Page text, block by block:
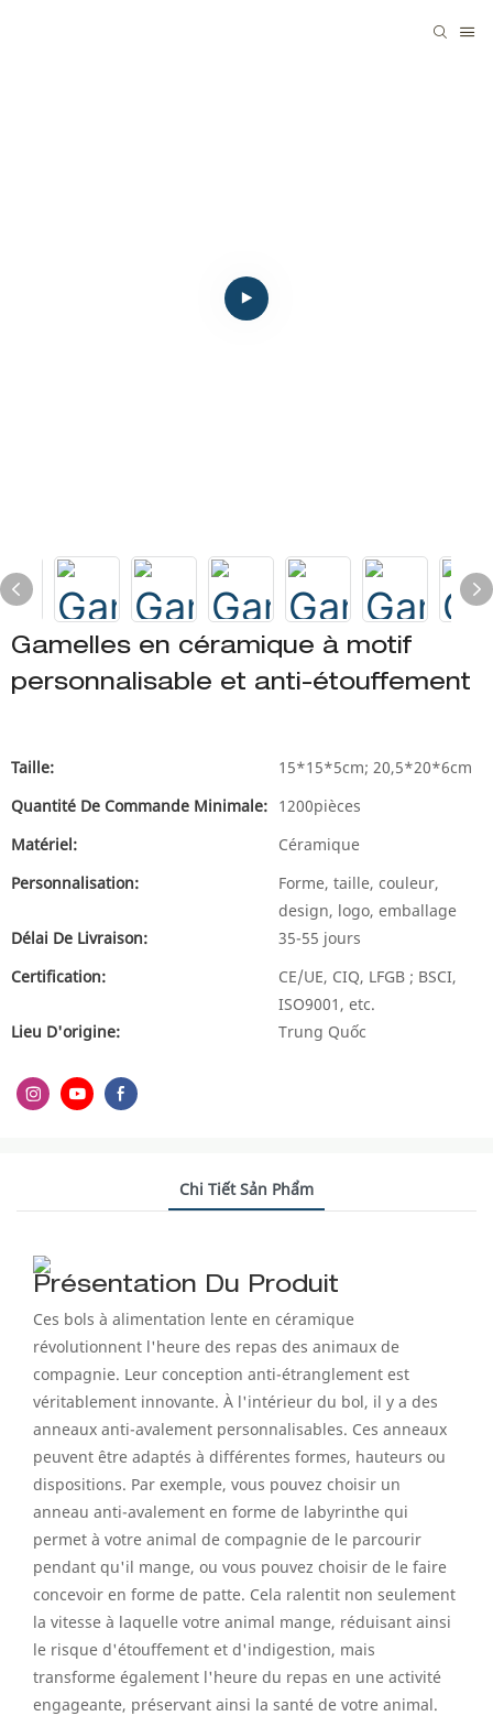
Gamelles en céramique à motif
personnalisable et anti-étouffement
Taille:
15*15*5cm; 20,5*20*6cm
Quantité De Commande Minimale: 1200pièces
Matériel:
Céramique
Personnalisation:
Forme, taille, couleur,
design, logo, emballage
Délai De Livraison:
35-55 jours
Certification:
CE/UE, CIQ, LFGB ; BSCI,
ISO9001, etc.
Lieu D'origine:
Trung Quốc
Chi Tiết Sản Phẩm
Présentation Du Produit
Ces bols à alimentation lente en céramique
révolutionnent l'heure des repas des animaux de
compagnie. Leur conception anti-étranglement est
véritablement innovante. À l'intérieur du bol, il y a des
anneaux anti-avalement personnalisables. Ces anneaux
peuvent être adaptés à différentes formes, hauteurs ou
dispositions. Par exemple, vous pouvez choisir un
anneau anti-avalement en forme de labyrinthe qui
permet à votre animal de compagnie de le parcourir
pendant qu'il mange, ou vous pouvez choisir de le faire
concevoir en forme de patte. Cela ralentit non seulement
la vitesse à laquelle votre animal mange, réduisant ainsi
le risque d'étouffement et d'indigestion, mais
transforme également l'heure du repas en une activité
engageante, préservant ainsi la santé de votre animal.